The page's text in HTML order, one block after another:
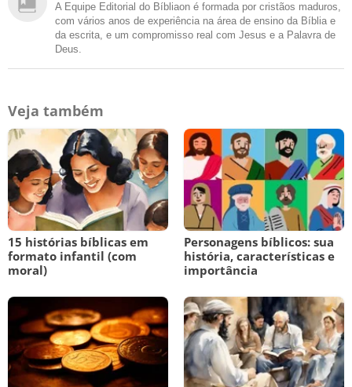
A Equipe Editorial do Bíbliaon é formada por cristãos maduros,
com vários anos de experiência na área de ensino da Bíblia e
da escrita, e um compromisso real com Jesus e a Palavra de
Deus.
Veja também
15 histórias bíblicas em
formato infantil (com
moral)
Personagens bíblicos: sua
história, características e
importância